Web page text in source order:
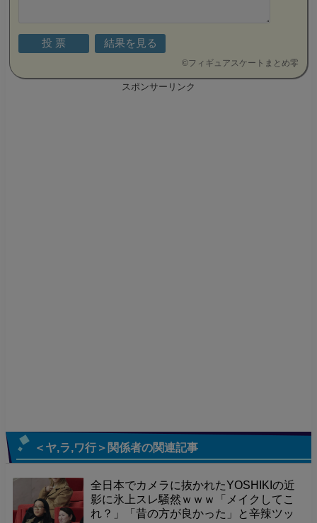
©フィギュアスケートまとめ零
スポンサーリンク
＜ヤ,ラ,ワ行＞関係者の関連記事
全日本でカメラに抜かれたYOSHIKIの近
影に氷上スレ騒然ｗｗｗ「メイクしてこ
れ？」「昔の方が良かった」と辛辣ツッ